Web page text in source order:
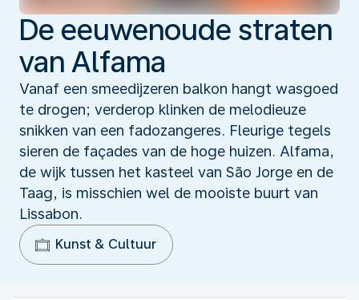
De eeuwenoude straten
van Alfama
Vanaf een smeedijzeren balkon hangt wasgoed
te drogen; verderop klinken de melodieuze
snikken van een fadozangeres. Fleurige tegels
sieren de façades van de hoge huizen. Alfama,
de wijk tussen het kasteel van São Jorge en de
Taag, is misschien wel de mooiste buurt van
Lissabon.
Kunst & Cultuur